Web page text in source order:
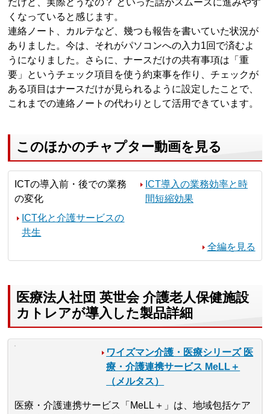
くなっていると感じます。
連絡ノート、カルテなど、幾つも報告を書いていた状況が
ありました。今は、それがパソコンへの入力1回で済むよ
うになりました。さらに、ナースだけの共有事項は「重
要」というチェック項目を使う約束事を作り、チェックが
ある項目はナースだけが見られるように設定したことで、
これまでの連絡ノートの代わりとして活用できています。
このほかのチャプター動画を見る
ICTの導入前・後での業務
の変化
ICT導入の業務効率と時
間短縮効果
ICT化と介護サービスの
共生
全編を見る
医療法人社団 英世会 介護老人保健施設
カトレアが導入した製品詳細
ワイズマン介護・医療シリーズ 医
療・介護連携サービス MeLL＋
（メルタス）
医療・介護連携サービス「MeLL＋」は、地域包括ケア